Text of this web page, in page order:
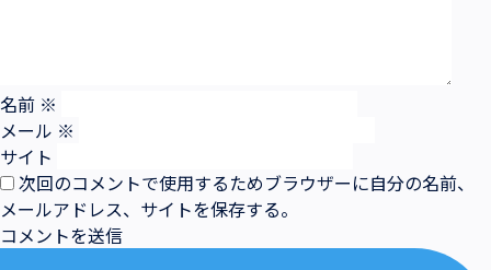
名前 ※
メール ※
サイト
次回のコメントで使用するためブラウザーに自分の名前、
メールアドレス、サイトを保存する。